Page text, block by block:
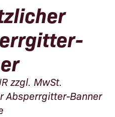
zzgl. MwSt.
Absperrgitter-Banner